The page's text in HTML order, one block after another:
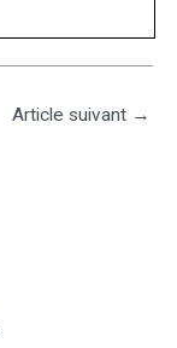
Article suivant →